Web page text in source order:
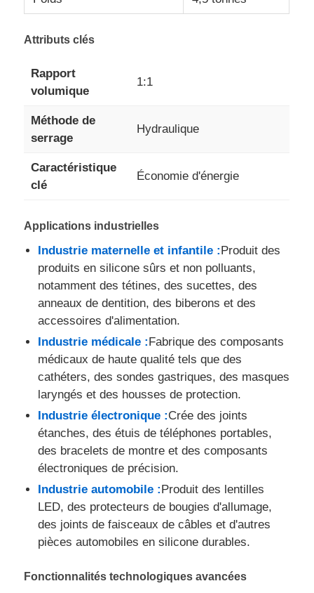
Machine de moulage par injection de silicone
Système de dosage LSR
Machine de surmoulage
Accessoires de machines à injection
Moulures par injection de caoutchouc de silicone
Attributs clés
Rapport
volumique
1:1
Méthode de
serrage
Hydraulique
Caractéristique
clé
Économie d'énergie
Applications industrielles
Industrie maternelle et infantile :Produit des
produits en silicone sûrs et non polluants,
notamment des tétines, des sucettes, des
anneaux de dentition, des biberons et des
accessoires d'alimentation.
Industrie médicale :Fabrique des composants
médicaux de haute qualité tels que des
cathéters, des sondes gastriques, des masques
laryngés et des housses de protection.
Industrie électronique :Crée des joints
étanches, des étuis de téléphones portables,
des bracelets de montre et des composants
électroniques de précision.
Industrie automobile :Produit des lentilles
LED, des protecteurs de bougies d'allumage,
des joints de faisceaux de câbles et d'autres
pièces automobiles en silicone durables.
Fonctionnalités technologiques avancées